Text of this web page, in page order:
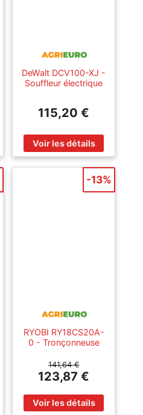
DeWalt DCV100-XJ -
Souffleur électrique
CHARGEUR
115,20 €
RYOBI RY18CS20A-
0 - Tronçonneuse
SANS BATTERIE NI
CHARGEUR
141,64 €
123,87 €
-13%